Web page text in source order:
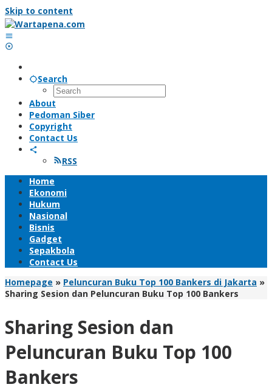
Skip to content
Search
About
Pedoman Siber
Copyright
Contact Us
RSS
Home
Ekonomi
Hukum
Nasional
Bisnis
Gadget
Sepakbola
Contact Us
Homepage » Peluncuran Buku Top 100 Bankers di Jakarta »
Sharing Sesion dan Peluncuran Buku Top 100 Bankers
Sharing Sesion dan
Peluncuran Buku Top 100
Bankers